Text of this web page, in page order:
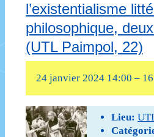
ou
l’existentialisme
littéraire
et
première
l’existentialisme
philosophique,
(UTL Paimpol, 22)
24 janvier 2024 14:00 –
Lieu: